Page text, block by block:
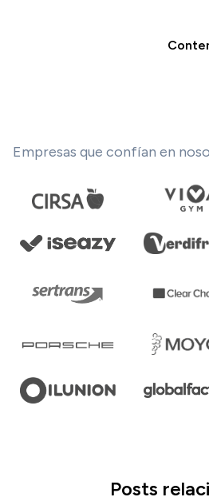
Empresas que confían en
Posts